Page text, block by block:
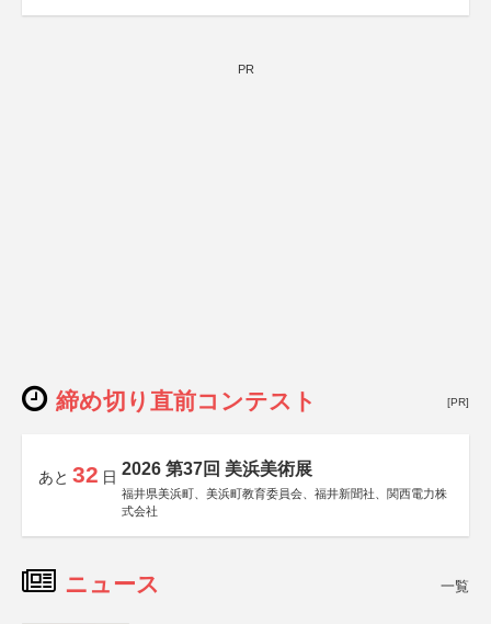
PR
締め切り直前コンテスト [PR]
あと 32 日 2026 第37回 美浜美術展
福井県美浜町、美浜町教育委員会、福井新聞社、関西電力株
式会社
ニュース 一覧